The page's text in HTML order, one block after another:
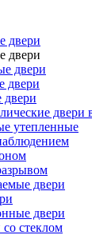
двери
двери
двери
двери
двери
двери
утепленные
двери
двери
стеклом